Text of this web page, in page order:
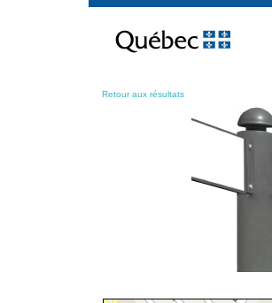
contenu
Retour aux résultats